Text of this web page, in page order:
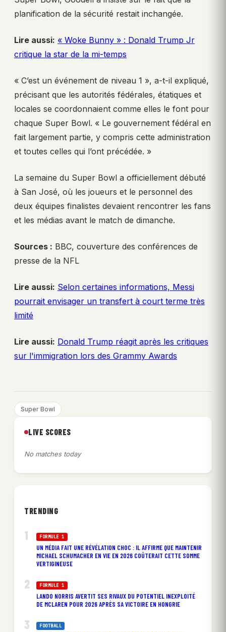
planification de la sécurité restait inchangée.
Lire aussi: « Woke Bunny » : Donald Trump Jr
critique la star de la mi-temps
« C’est un événement de niveau 1 », a-t-il expliqué,
précisant que les autorités fédérales, étatiques et
locales se coordonnaient comme elles le font pour
chaque Super Bowl. « Le gouvernement fédéral en
fait largement partie, y compris cette administration
et toutes celles qui l’ont précédée. »
La semaine du Super Bowl a officiellement débuté
à San José, où les joueurs et le personnel des
deux équipes finalistes devaient rencontrer les fans
et les médias avant le match de dimanche.
Sources : BBC, couverture des conférences de
presse de la NFL
Lire aussi: Selon certaines informations, Messi
pourrait envisager un transfert à court terme très
limité
Lire aussi: Donald Trump réagit après les critiques
sur l'immigration lors des Grammy Awards
Super Bowl
LIVE SCORES
No matches today
TRENDING
FORMULE 1
UN MÉDIA FAIT UNE RÉVÉLATION CHOC : IL AFFIRME QUE MAINTENIR
MICHAEL SCHUMACHER EN VIE EN 2026 COÛTERAIT CETTE SOMME
VERTIGINEUSE
FORMULE 1
LANDO NORRIS AVERTIT SES RIVAUX DU POTENTIEL INEXPLOITÉ
DE MCLAREN POUR 2026 APRÈS SA VICTOIRE EN HONGRIE
FOOTBALL